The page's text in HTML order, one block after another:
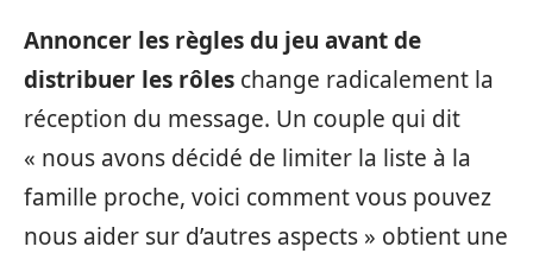
Annoncer les règles du jeu avant de
distribuer les rôles change radicalement la
réception du message. Un couple qui dit
« nous avons décidé de limiter la liste à la
famille proche, voici comment vous pouvez
nous aider sur d’autres aspects » obtient une